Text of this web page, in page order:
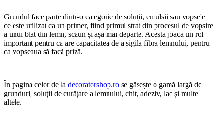
Grundul face parte dintr-o categorie de soluții, emulsii sau vopsele
ce este utilizat ca un primer, fiind primul strat din procesul de vopsire
a unui blat din lemn, scaun și așa mai departe. Acesta joacă un rol
important pentru ca are capacitatea de a sigila fibra lemnului, pentru
ca vopseaua să facă priză.
În pagina celor de la decoratorshop.ro se găsește o gamă largă de
grunduri, soluții de curățare a lemnului, chit, adeziv, lac și multe
altele.